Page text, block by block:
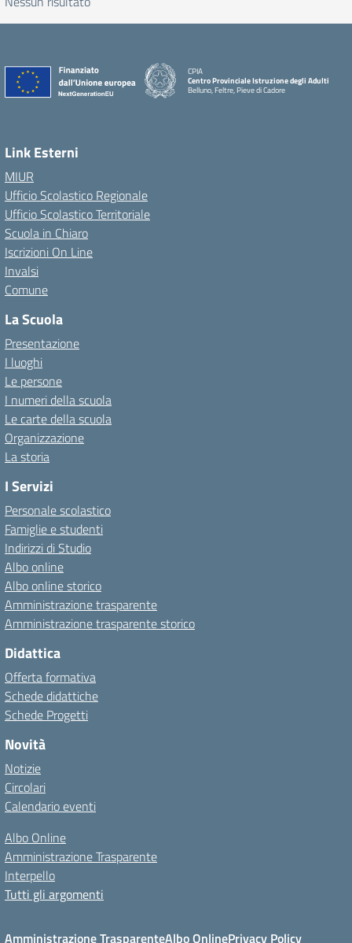
CPIA
Centro Provinciale Istruzione degli Adulti
Belluno, Feltre, Pieve di Cadore
Link Esterni
MIUR
Ufficio Scolastico Regionale
Ufficio Scolastico Territoriale
Scuola in Chiaro
Iscrizioni On Line
Invalsi
Comune
La Scuola
Presentazione
I luoghi
Le persone
I numeri della scuola
Le carte della scuola
Organizzazione
La storia
I Servizi
Personale scolastico
Famiglie e studenti
Indirizzi di Studio
Albo online
Albo online storico
Amministrazione trasparente
Amministrazione trasparente storico
Didattica
Offerta formativa
Schede didattiche
Schede Progetti
Novità
Notizie
Circolari
Calendario eventi
Albo Online
Amministrazione Trasparente
Interpello
Tutti gli argomenti
Amministrazione TrasparenteAlbo OnlinePrivacy Policy